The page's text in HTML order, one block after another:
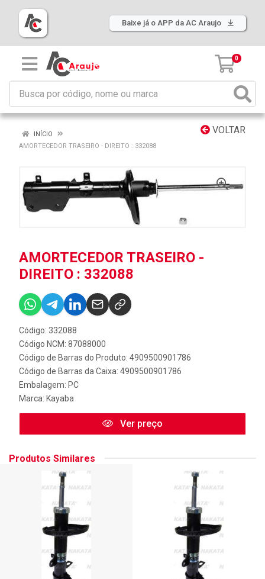
Baixe já o APP da AC Araujo
0
VOLTAR
INÍCIO
AMORTECEDOR TRASEIRO - DIREITO : 332088
AMORTECEDOR TRASEIRO -
DIREITO : 332088
Código: 332088
Código NCM: 87088000
Código de Barras do Produto: 4909500901786
Código de Barras da Caixa: 4909500901786
Embalagem: PC
Marca: Kayaba
Ver preço
Produtos Similares